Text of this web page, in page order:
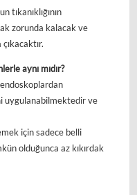
zorunda kalacak ve
aynı mıdır?
uygulanabilmektedir ve
için sadece belli
olduğunca az kıkırdak